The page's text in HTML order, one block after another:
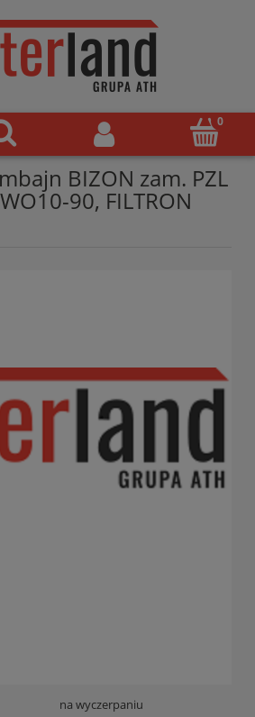
BIZON zam. PZL
90, FILTRON
na wyczerpaniu